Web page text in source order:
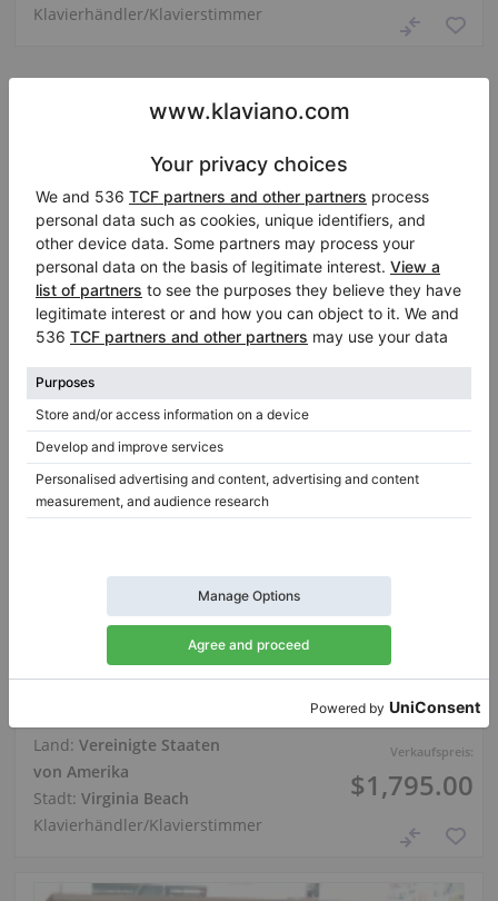
Klavierhändler/Klavierstimmer
Verkaufspreis:
$1,795.00
Kimball Console Upright — Kompaktes akustisches
Land: Vereinigte Staaten
von Amerika
Stadt: Virginia Beach
Klavierhändler/Klavierstimmer